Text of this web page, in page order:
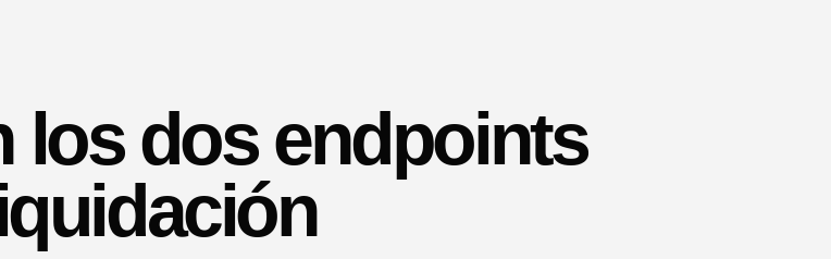
los dos endpoints